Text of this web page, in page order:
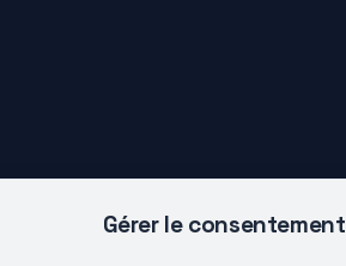
Gérer le consentement